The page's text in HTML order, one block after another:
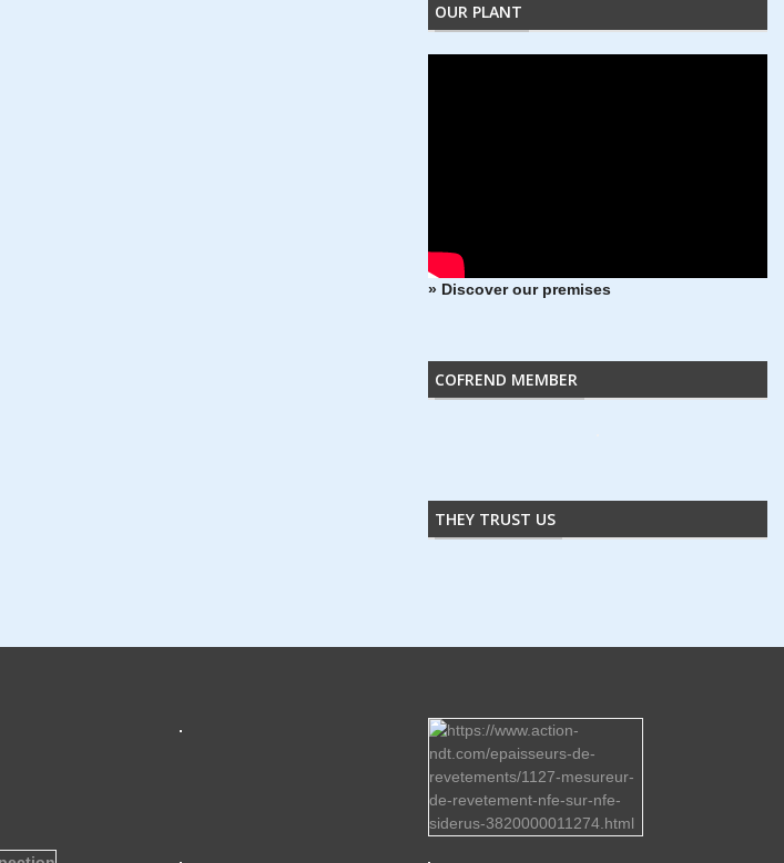
OUR PLANT
» Discover our premises
COFREND MEMBER
THEY TRUST US